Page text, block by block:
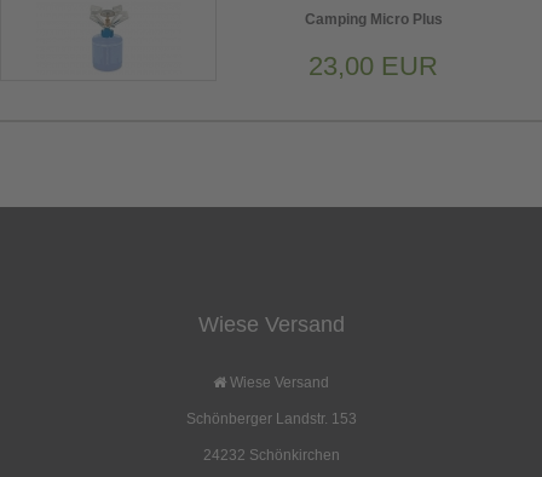
Camping Micro Plus
23,00 EUR
Wiese Versand
Wiese Versand
Schönberger Landstr. 153
24232 Schönkirchen